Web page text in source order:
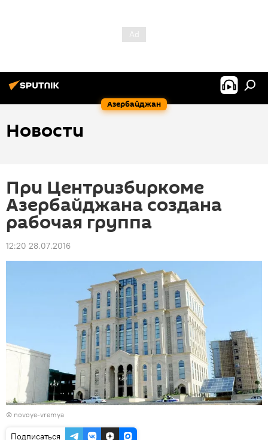
Азербайджан
Новости
При Центризбиркоме
Азербайджана создана
рабочая группа
12:20 28.07.2016
© novoye-vremya
Подписаться